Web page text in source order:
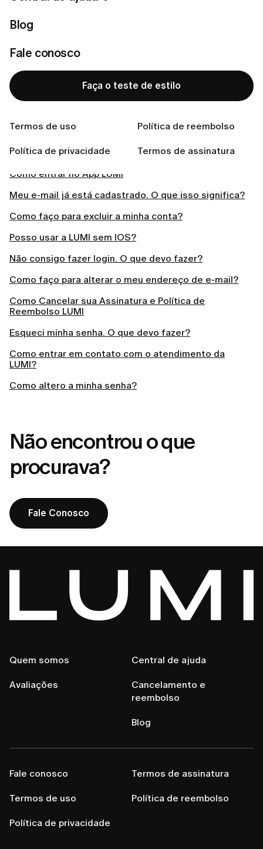
Blog
Fale conosco
Faça o teste de estilo
Termos de uso Política de reembolso
Política de privacidade Termos de assinatura
Suas preferências serão atualizadas
automaticamente.
Se mudar de ideia depois, você poderá se inscrever
novamente nas configurações do seu perfil.
Related articles
Como entrar no App LUMI
Meu e-mail já está cadastrado. O que isso significa?
Como faço para excluir a minha conta?
Posso usar a LUMI sem IOS?
Não consigo fazer login. O que devo fazer?
Como faço para alterar o meu endereço de e-mail?
Como Cancelar sua Assinatura e Política de
Reembolso LUMI
Esqueci minha senha. O que devo fazer?
Como entrar em contato com o atendimento da
LUMI?
Como altero a minha senha?
Não encontrou o que
procurava?
Fale Conosco
Quem somos
Avaliações
Central de ajuda
Cancelamento e
reembolso
Blog
Fale conosco
Termos de uso
Política de privacidade
Termos de assinatura
Política de reembolso